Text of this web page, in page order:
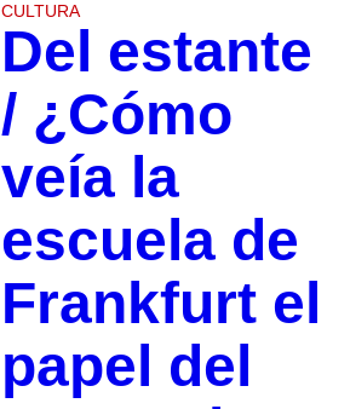
CULTURA
Del estante
/ ¿Cómo
veía la
escuela de
Frankfurt el
papel del